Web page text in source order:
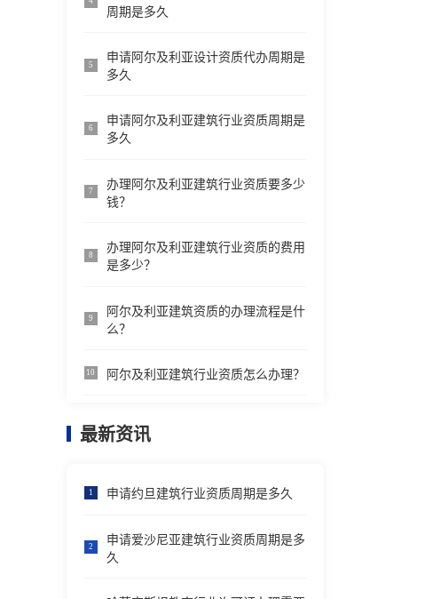
周期是多久
5
申请阿尔及利亚设计资质代办周期是
多久
6
申请阿尔及利亚建筑行业资质周期是
多久
7
办理阿尔及利亚建筑行业资质要多少
钱？
8
办理阿尔及利亚建筑行业资质的费用
是多少？
9
阿尔及利亚建筑资质的办理流程是什
么？
10 阿尔及利亚建筑行业资质怎么办理？
最新资讯
1 申请约旦建筑行业资质周期是多久
2
申请爱沙尼亚建筑行业资质周期是多
久